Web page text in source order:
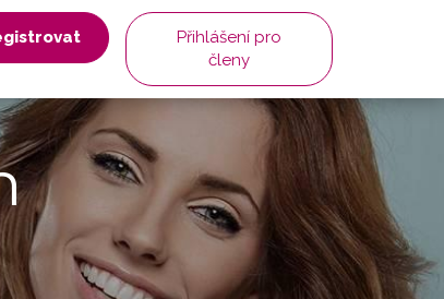
Přihlášení pro
členy